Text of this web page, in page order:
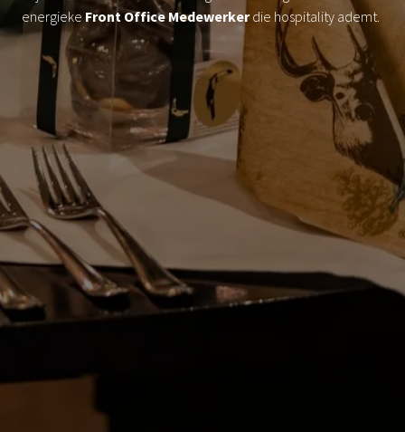
energieke Front Office Medewerkerdie hospitality ademt.